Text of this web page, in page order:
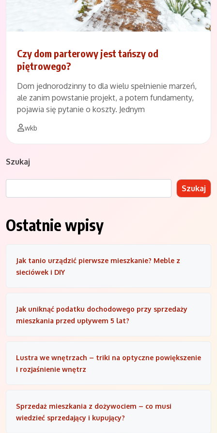
Czy dom parterowy jest tańszy od
piętrowego?
Dom jednorodzinny to dla wielu spełnienie marzeń,
ale zanim powstanie projekt, a potem fundamenty,
pojawia się pytanie o koszty. Jednym
wkb
Szukaj
Szukaj
Ostatnie wpisy
Jak tanio urządzić pierwsze mieszkanie? Meble z
sieciówek i DIY
Jak uniknąć podatku dochodowego przy sprzedaży
mieszkania przed upływem 5 lat?
Lustra we wnętrzach – triki na optyczne powiększenie
i rozjaśnienie wnętrz
Sprzedaż mieszkania z dożywociem – co musi
wiedzieć sprzedający i kupujący?